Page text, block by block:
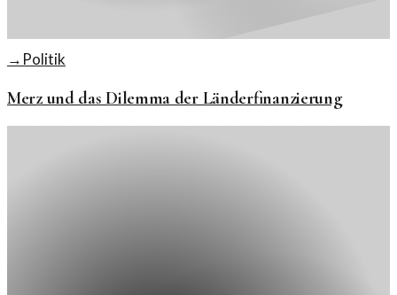
→ Politik
Merz und das Dilemma der Länderfinanzierung